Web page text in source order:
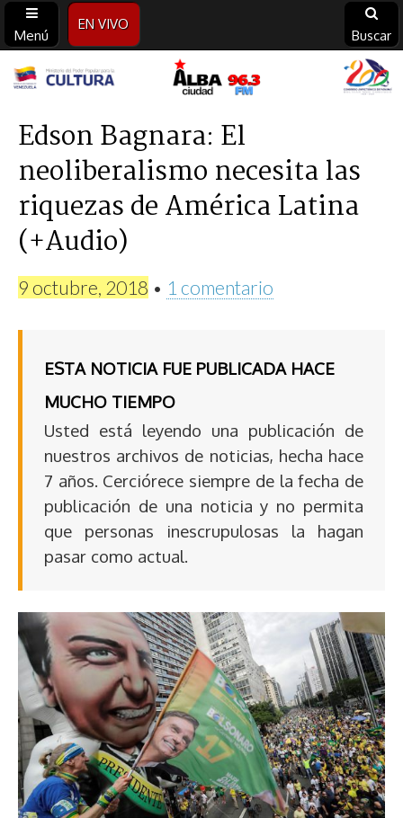
Menú
EN VIVO
Buscar
Alba
Ciudad
96.3
FM
Edson Bagnara: El
neoliberalismo necesita las
riquezas de América Latina
(+Audio)
9 octubre, 2018 • 1 comentario
ESTA NOTICIA FUE PUBLICADA HACE
MUCHO TIEMPO
Usted está leyendo una publicación de
nuestros archivos de noticias, hecha hace
7 años. Cerciórece siempre de la fecha de
publicación de una noticia y no permita
que personas inescrupulosas la hagan
pasar como actual.